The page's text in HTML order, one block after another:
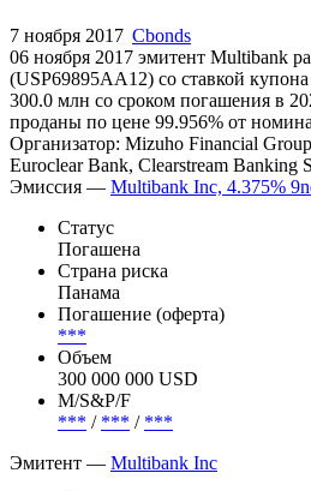
7 ноября 2017 Cbonds
06 ноября 2017 эмитент Multibank
(USP69895AA12) cо ставкой
300.0 млн со сроком погашения в
проданы по цене 99.956% от
Организатор: Mizuho Financial
Euroclear Bank, Clearstream Banking
Эмиссия — Multibank Inc, 4.375%
Статус
Погашена
Страна риска
Панама
Погашение (оферта)
***
Объем
300 000 000 USD
М/S&P/F
*** / *** / ***
Эмитент — Multibank Inc